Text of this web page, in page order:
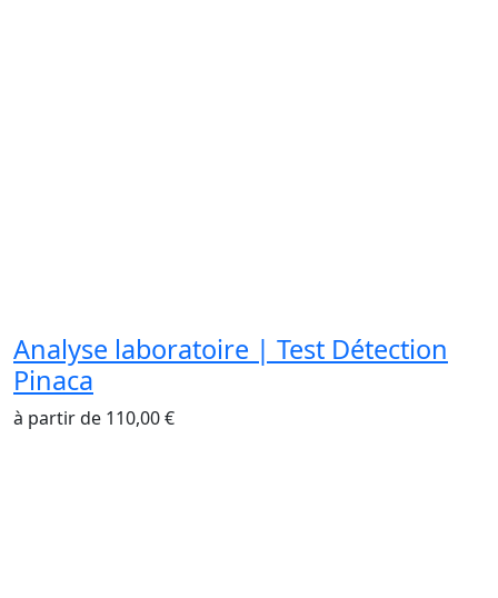
Analyse laboratoire | Test Détection
Pinaca
à partir de 110,00€